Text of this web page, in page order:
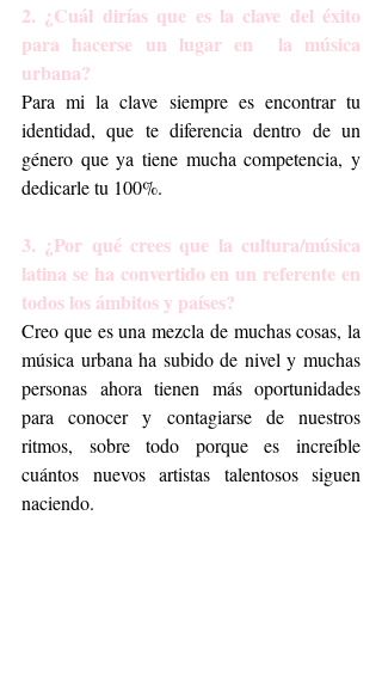
2. ¿Cuál dirías que es la clave del éxito
para hacerse un lugar en  la música
urbana?
Para mi la clave siempre es encontrar tu
identidad, que te diferencia dentro de un
género que ya tiene mucha competencia, y
dedicarle tu 100%.
3. ¿Por qué crees que la cultura/música
latina se ha convertido en un referente en
todos los ámbitos y países?
Creo que es una mezcla de muchas cosas, la
música urbana ha subido de nivel y muchas
personas ahora tienen más oportunidades
para conocer y contagiarse de nuestros
ritmos, sobre todo porque es increíble
cuántos nuevos artistas talentosos siguen
naciendo.